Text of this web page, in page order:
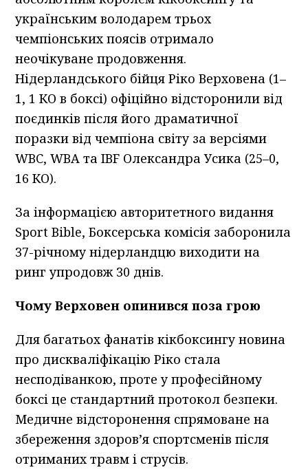
українським володарем трьох
чемпіонських поясів отримало
неочікуване продовження.
Нідерландського бійця Ріко Верховена (1–
1, 1 КО в боксі) офіційно відсторонили від
поєдинків після його драматичної
поразки від чемпіона світу за версіями
WBC, WBA та IBF Олександра Усика (25–0,
16 КО).
За інформацією авторитетного видання
Sport Bible, Боксерська комісія заборонила
37-річному нідерландцю виходити на
ринг упродовж 30 днів.
Чому Верховен опинився поза грою
Для багатьох фанатів кікбоксингу новина
про дискваліфікацію Ріко стала
несподіванкою, проте у професійному
боксі це стандартний протокол безпеки.
Медичне відсторонення спрямоване на
збереження здоров’я спортсменів після
отриманих травм і струсів.